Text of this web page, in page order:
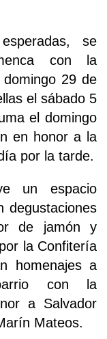
se
con la
29 de
el sábado 5
el domingo
en honor a la
por la tarde.
un espacio
degustaciones
de jamón y
la Confitería
homenajes a
con la
a Salvador
Mateos.